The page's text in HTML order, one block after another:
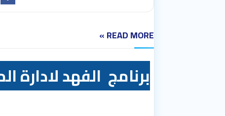
READ MORE »
برنامج الفهد